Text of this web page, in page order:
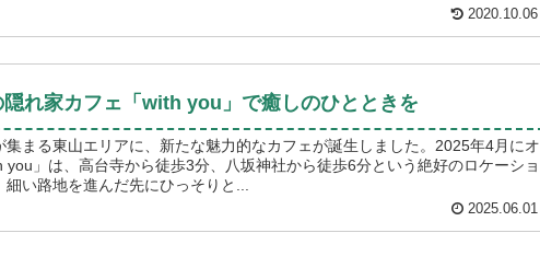
2020.10.06
れ家カフェ「with you」で癒しのひとときを
集まる東山エリアに、新たな魅力的なカフェが誕生しました。2025年4月にオ
you」は、高台寺から徒歩3分、八坂神社から徒歩6分という絶好のロケーショ
い路地を進んだ先にひっそりと...
2025.06.01